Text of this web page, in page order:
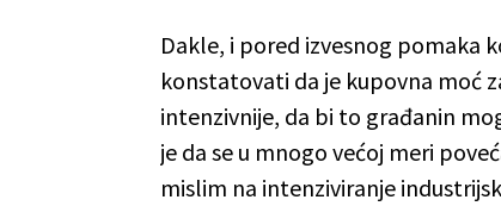
Dakle, i pored izvesnog pomaka
konstatovati da je kupovna moć
intenzivnije, da bi to građanin
je da se u mnogo većoj meri
mislim na intenziviranje